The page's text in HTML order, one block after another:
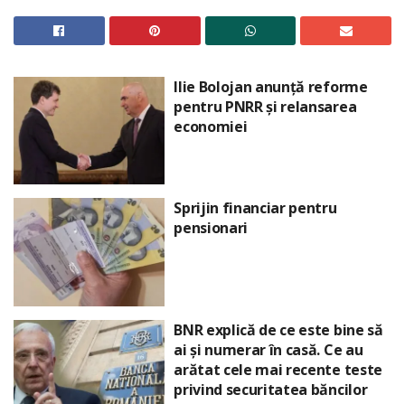
Ilie Bolojan anunță reforme
pentru PNRR și relansarea
economiei
Sprijin financiar pentru
pensionari
BNR explică de ce este bine să
ai și numerar în casă. Ce au
arătat cele mai recente teste
privind securitatea băncilor